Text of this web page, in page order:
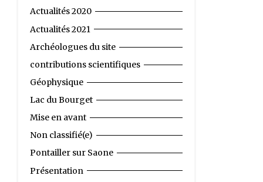
Actualités 2020
Actualités 2021
Archéologues du site
contributions scientifiques
Géophysique
Lac du Bourget
Mise en avant
Non classifié(e)
Pontailler sur Saone
Présentation